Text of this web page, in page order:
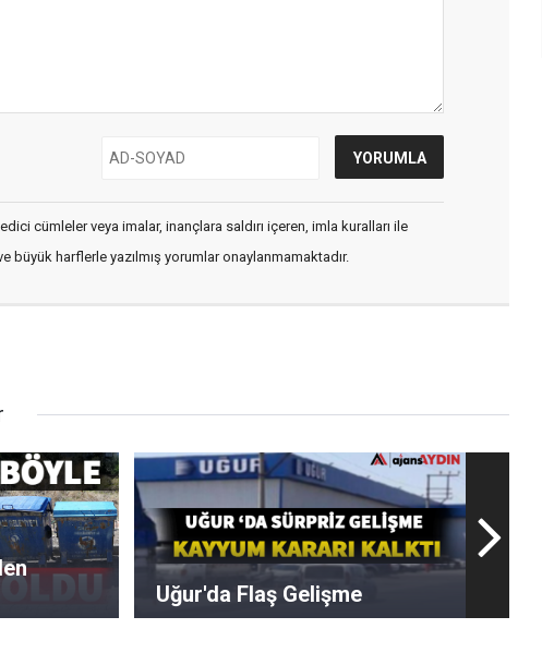
cümleler veya imalar, inançlara saldırı içeren, imla kuralları ile
büyük harflerle yazılmış yorumlar onaylanmamaktadır.
Uğur'da Flaş Gelişme